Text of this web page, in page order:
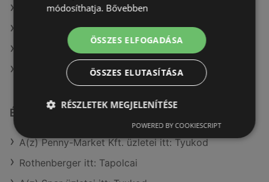
A(z) CBA ajánlatai
A(z) Príma ajánlatai
A(z) Lidl ajánlatai
A(z) G'Roby ajánlatai
Érdeklődésre számot tartó elemek itt:
A(z) Penny-Market Kft. üzletei itt: Tyukod
Rothenberger itt: Tapolcai
módosíthatja. Bővebben
ÖSSZES ELFOGADÁSA
ÖSSZES ELUTASÍTÁSA
RÉSZLETEK MEGJELENÍTÉSE
POWERED BY COOKIESCRIPT